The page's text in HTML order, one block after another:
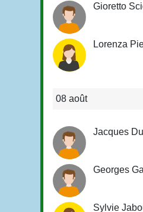
Gioretto
Lorenza
08 août
Jacques
Georges
Sylvie